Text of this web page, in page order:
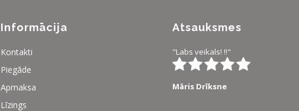
Informācija
Kontakti
Piegāde
Apmaksa
Līzings
Atsauksmes
"Labs veikals! !!"
Māris Drīksne